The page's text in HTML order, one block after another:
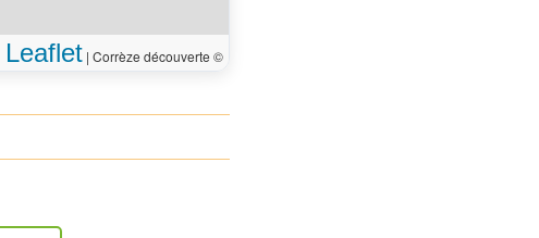
Leaflet | Corrèze découverte ©